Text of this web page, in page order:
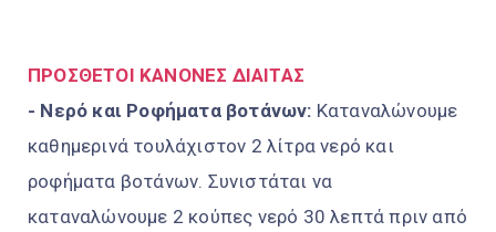
ΠΡΟΣΘΕΤΟΙ ΚΑΝΟΝΕΣ ΔΙΑΙΤΑΣ
- Νερό και Ροφήματα βοτάνων: Καταναλώνουμε
καθημερινά τουλάχιστον 2 λίτρα νερό και
ροφήματα βοτάνων. Συνιστάται να
καταναλώνουμε 2 κούπες νερό 30 λεπτά πριν από